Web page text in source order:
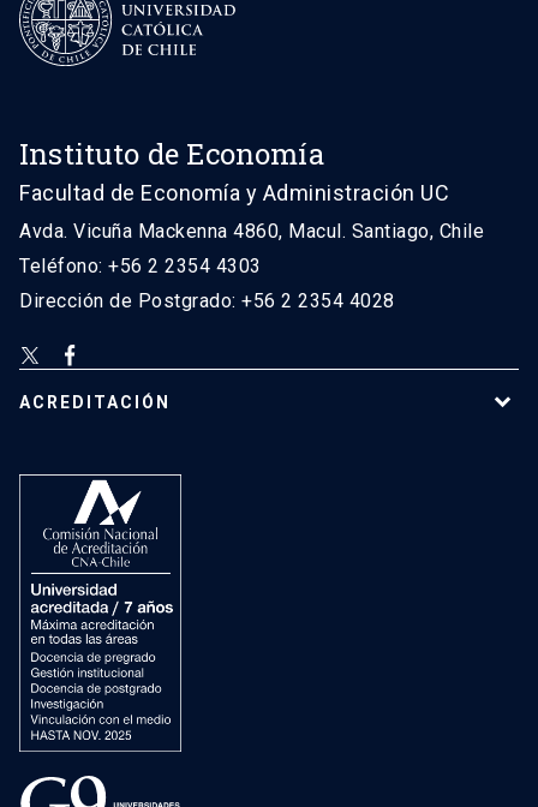
Instituto de Economía
Facultad de Economía y Administración UC
Avda. Vicuña Mackenna 4860, Macul. Santiago, Chile
Teléfono: +56 2 2354 4303
Dirección de Postgrado: +56 2 2354 4028
ACREDITACIÓN